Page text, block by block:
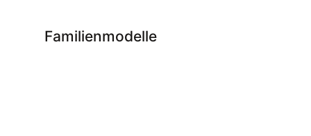
Familienmodelle